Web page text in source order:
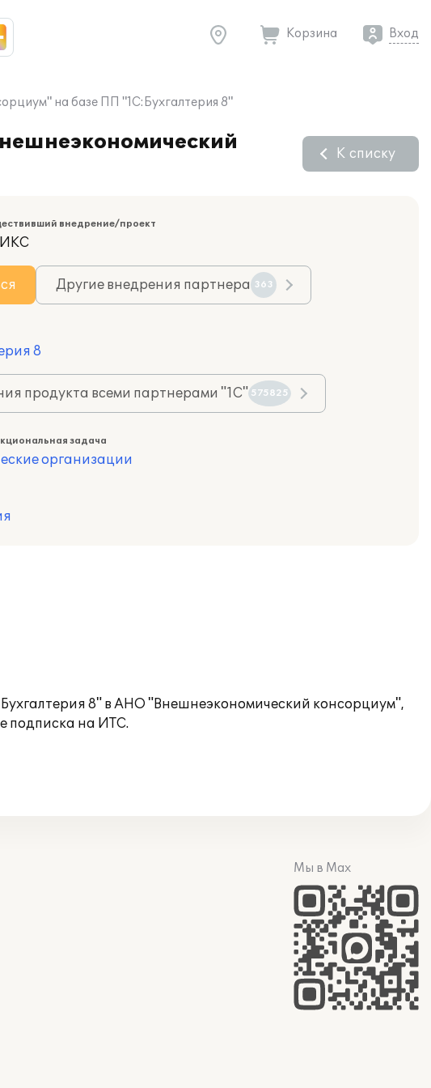
Корзина Вход
на базе ПП "1С:Бухгалтерия 8"
К списку
внедрение/проект
Другие внедрения партнера 363
8
продукта всеми партнерами "1С" 575825
задача
организации
8" в АНО "Внешнеэкономический консорциум",
подписка на ИТС.
Мы в Max